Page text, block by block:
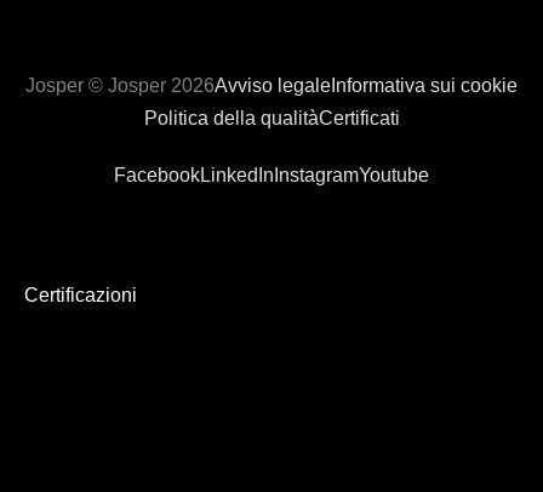
Josper © Josper 2026Avviso legaleInformativa sui cookie
Politica della qualitàCertificati
FacebookLinkedInInstagramYoutube
Certificazioni